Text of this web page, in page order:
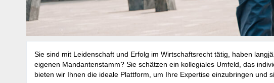
Sie sind mit Leidenschaft und Erfolg im Wirtschaftsrecht tätig, haben
eigenen Mandantenstamm? Sie schätzen ein kollegiales Umfeld, das
bieten wir Ihnen die ideale Plattform, um Ihre Expertise einzubringen und